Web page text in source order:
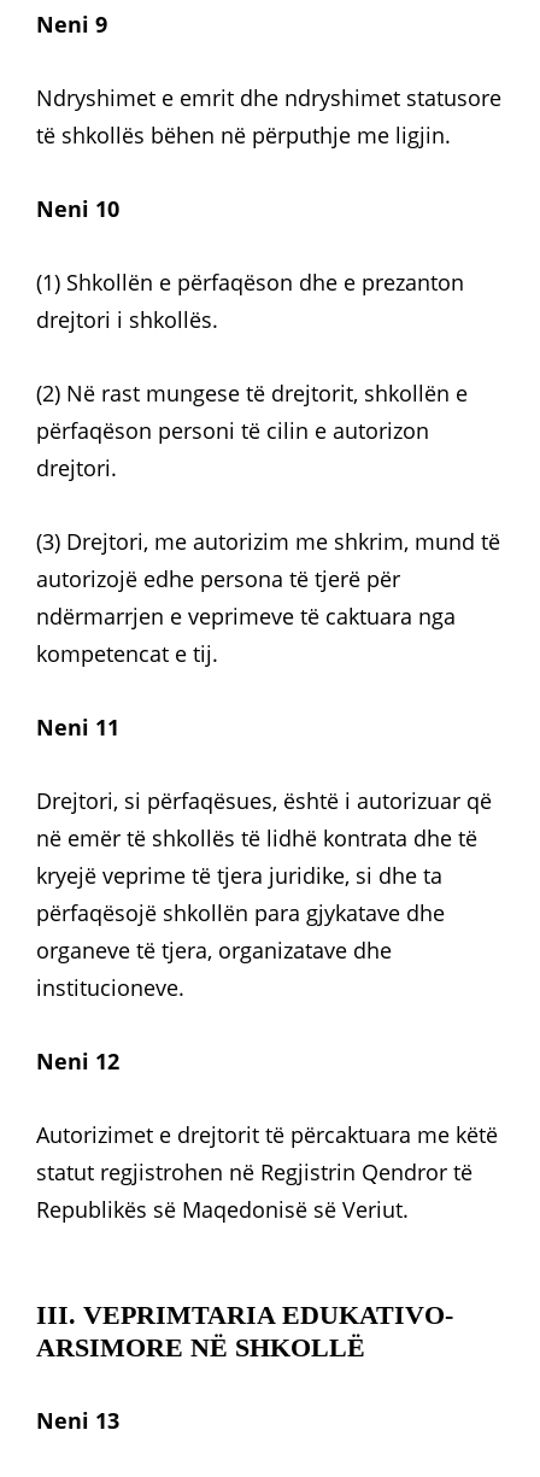
Neni 9
Ndryshimet e emrit dhe ndryshimet statusore
të shkollës bëhen në përputhje me ligjin.
Neni 10
(1) Shkollën e përfaqëson dhe e prezanton
drejtori i shkollës.
(2) Në rast mungese të drejtorit, shkollën e
përfaqëson personi të cilin e autorizon
drejtori.
(3) Drejtori, me autorizim me shkrim, mund të
autorizojë edhe persona të tjerë për
ndërmarrjen e veprimeve të caktuara nga
kompetencat e tij.
Neni 11
Drejtori, si përfaqësues, është i autorizuar që
në emër të shkollës të lidhë kontrata dhe të
kryejë veprime të tjera juridike, si dhe ta
përfaqësojë shkollën para gjykatave dhe
organeve të tjera, organizatave dhe
institucioneve.
Neni 12
Autorizimet e drejtorit të përcaktuara me këtë
statut regjistrohen në Regjistrin Qendror të
Republikës së Maqedonisë së Veriut.
III. VEPRIMTARIA EDUKATIVO-
ARSIMORE NË SHKOLLË
Neni 13